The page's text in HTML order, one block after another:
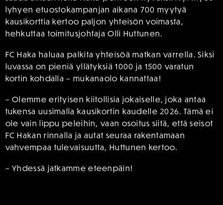
lyhyen etuostokampanjan aikana 700 myytyä
kausikorttia kertoo paljon yhteisön voimasta,
hehkuttaa toimitusjohtaja Olli Huttunen.
FC Haka haluaa palkita yhteisöä matkan varrella. Siksi
luvassa on pieniä yllätyksiä 1000 ja 1500 varatun
kortin kohdalla – mukanaolo kannattaa!
– Olemme erityisen kiitollisia jokaiselle, joka antaa
tukensa uusimalla kausikortin kaudelle 2026. Tämä ei
ole vain lippu peleihin, vaan osoitus siitä, että seisot
FC Hakan rinnalla ja autat seuraa rakentamaan
vahvempaa tulevaisuutta, Huttunen kertoo.
– Yhdessä jatkamme eteenpäin!